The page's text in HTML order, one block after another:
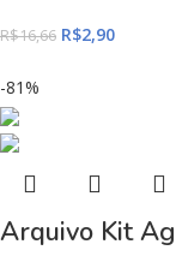
R$16,66 R$2,90
-81%
Arquivo Kit